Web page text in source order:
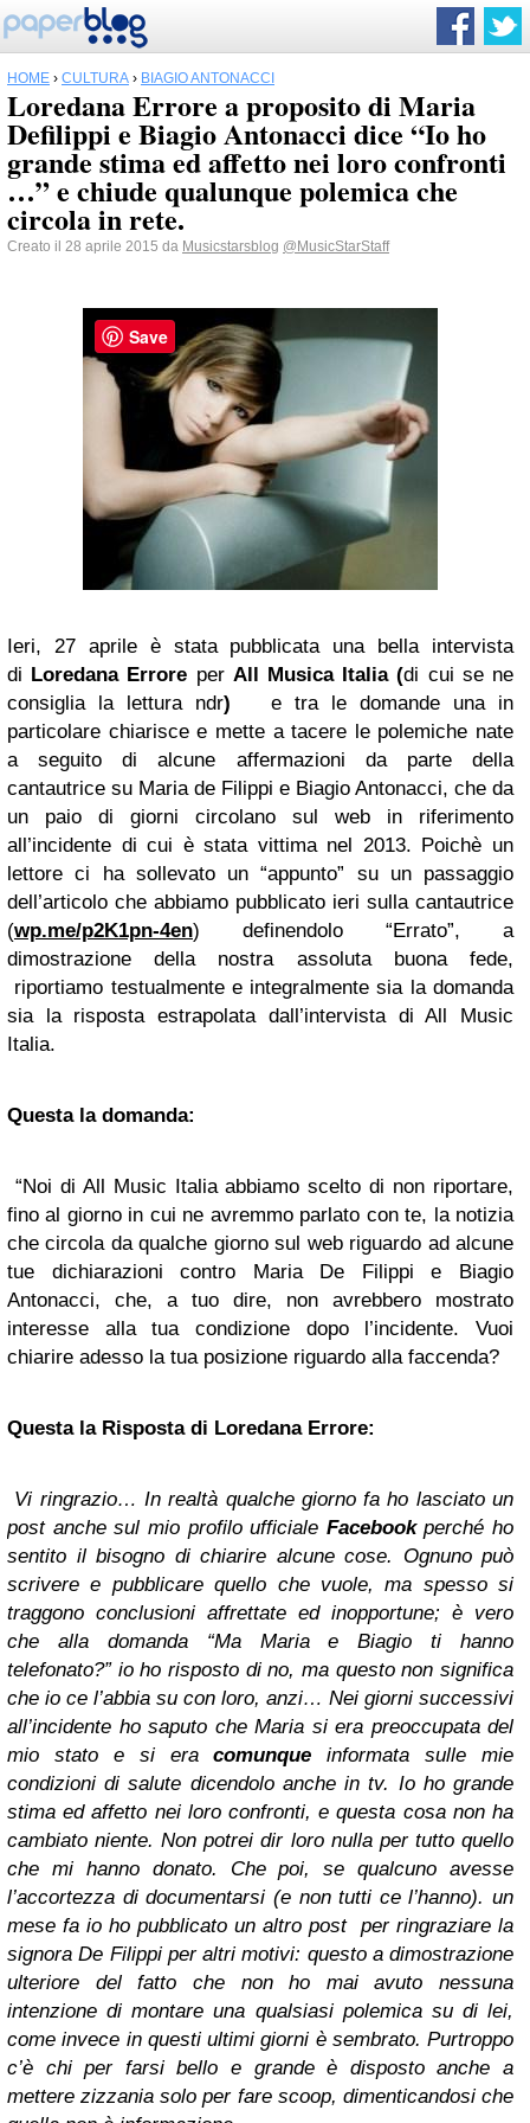
HOME › CULTURA › BIAGIO ANTONACCI
Loredana Errore a proposito di Maria
Defilippi e Biagio Antonacci dice “Io ho
grande stima ed affetto nei loro confronti
…” e chiude qualunque polemica che
circola in rete.
Creato il 28 aprile 2015 da Musicstarsblog @MusicStarStaff
Ieri, 27 aprile è stata pubblicata una bella intervista
di Loredana Errore per All Musica Italia (di cui se ne
consiglia la lettura ndr)
e tra le domande una in
particolare chiarisce e mette a tacere le polemiche nate
a seguito di alcune affermazioni da parte della
cantautrice su Maria de Filippi e Biagio Antonacci, che da
un paio di giorni circolano sul web in riferimento
all’incidente di cui è stata vittima nel 2013. Poichè un
lettore ci ha sollevato un “appunto” su un passaggio
dell’articolo che abbiamo pubblicato ieri sulla cantautrice
(wp.me/p2K1pn-4en) definendolo “Errato”, a
dimostrazione della nostra assoluta buona fede,
riportiamo testualmente e integralmente sia la domanda
sia la risposta estrapolata dall’intervista di All Music
Italia.
Questa la domanda:
“Noi di All Music Italia abbiamo scelto di non riportare,
fino al giorno in cui ne avremmo parlato con te, la notizia
che circola da qualche giorno sul web riguardo ad alcune
tue dichiarazioni contro Maria De Filippi e Biagio
Antonacci, che, a tuo dire, non avrebbero mostrato
interesse alla tua condizione dopo l’incidente. Vuoi
chiarire adesso la tua posizione riguardo alla faccenda?
Questa la Risposta di Loredana Errore:
Vi ringrazio… In realtà qualche giorno fa ho lasciato un
post anche sul mio profilo ufficiale Facebookperché ho
sentito il bisogno di chiarire alcune cose. Ognuno può
scrivere e pubblicare quello che vuole, ma spesso si
traggono conclusioni affrettate ed inopportune; è vero
che alla domanda “Ma Maria e Biagio ti hanno
telefonato?” io ho risposto di no, ma questo non significa
che io ce l’abbia su con loro, anzi… Nei giorni successivi
all’incidente ho saputo che Maria si era preoccupata del
mio stato e si eracomunque informata sulle mie
condizioni di salute dicendolo anche in tv. Io ho grande
stima ed affetto nei loro confronti, e questa cosa non ha
cambiato niente. Non potrei dir loro nulla per tutto quello
che mi hanno donato. Che poi, se qualcuno avesse
l’accortezza di documentarsi (e non tutti ce l’hanno). un
mese fa io ho pubblicato un altro post per ringraziare la
signora De Filippi per altri motivi: questo a dimostrazione
ulteriore del fatto che non ho mai avuto nessuna
intenzione di montare una qualsiasi polemica su di lei,
come invece in questi ultimi giorni è sembrato. Purtroppo
c’è chi per farsi bello e grande è disposto anche a
mettere zizzania solo per fare scoop, dimenticandosi che
Save